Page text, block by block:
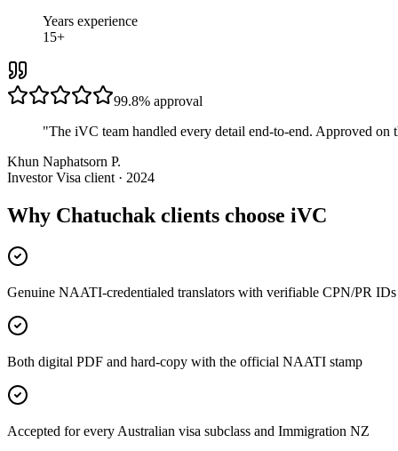
Years experience
15+
99.8% approval
"The iVC team handled every detail end-to-end. Approved on
Khun Naphatsorn P.
Investor Visa client · 2024
Why Chatuchak clients choose iVC
Genuine NAATI-credentialed translators with verifiable CPN/PR IDs
Both digital PDF and hard-copy with the official NAATI stamp
Accepted for every Australian visa subclass and Immigration NZ